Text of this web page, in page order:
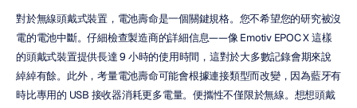
對於無線頭戴式裝置，電池壽命是一個關鍵規格。您不希望您的研究被沒
電的電池中斷。仔細檢查製造商的詳細信息——像 Emotiv EPOC X 這樣
的頭戴式裝置提供長達 9 小時的使用時間，這對於大多數記錄會期來說
綽綽有餘。此外，考量電池壽命可能會根據連接類型而改變，因為藍牙有
時比專用的 USB 接收器消耗更多電量。便攜性不僅限於無線。想想頭戴